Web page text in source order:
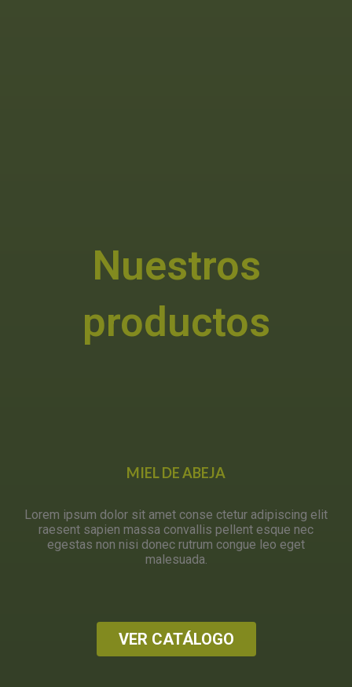
Nuestros
productos
MIEL DE ABEJA
Lorem ipsum dolor sit amet conse ctetur adipiscing elit
raesent sapien massa convallis pellent esque nec
egestas non nisi donec rutrum congue leo eget
malesuada.
VER CATÁLOGO